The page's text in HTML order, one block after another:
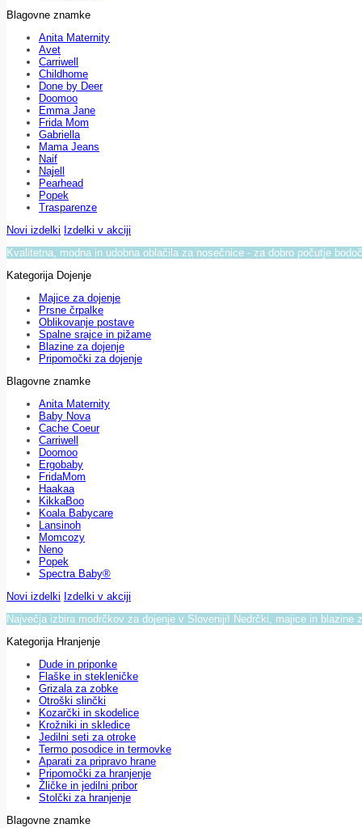
Blagovne znamke
Anita Maternity
Avet
Carriwell
Childhome
Done by Deer
Doomoo
Emma Jane
Frida Mom
Gabriella
Mama Jeans
Naif
Najell
Pearhead
Popek
Trasparenze
Novi izdelki Izdelki v akciji
Kvalitetna, modna in udobna oblačila za nosečnice - za dobro počutje
Kategorija Dojenje
Majice za dojenje
Prsne črpalke
Oblikovanje postave
Spalne srajce in pižame
Blazine za dojenje
Pripomočki za dojenje
Blagovne znamke
Anita Maternity
Baby Nova
Cache Coeur
Carriwell
Doomoo
Ergobaby
FridaMom
Haakaa
KikkaBoo
Koala Babycare
Lansinoh
Momcozy
Neno
Popek
Spectra Baby®
Novi izdelki Izdelki v akciji
Največja izbira modrčkov za dojenje v Sloveniji! Nedrčki, majice in blazine
Kategorija Hranjenje
Dude in priponke
Flaške in stekleničke
Grizala za zobke
Otroški slinčki
Kozarčki in skodelice
Krožniki in skledice
Jedilni seti za otroke
Termo posodice in termovke
Aparati za pripravo hrane
Pripomočki za hranjenje
Žličke in jedilni pribor
Stolčki za hranjenje
Blagovne znamke